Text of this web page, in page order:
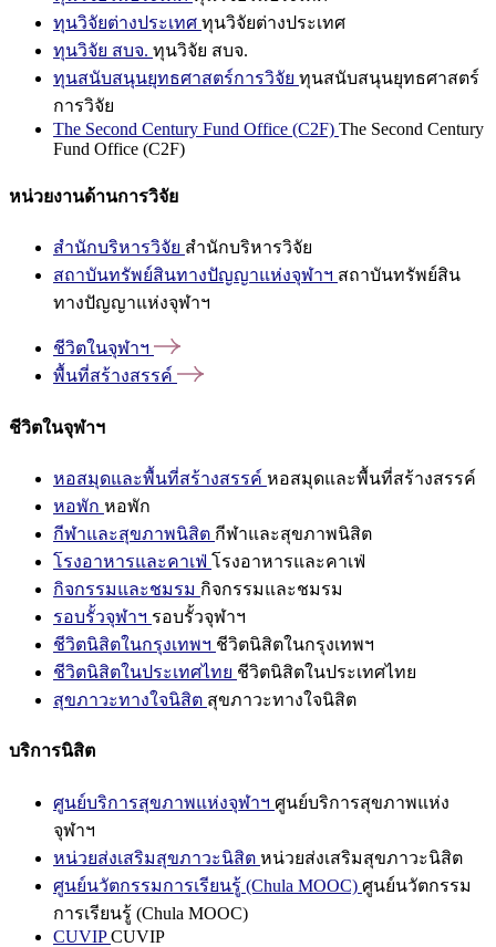
ทุนวิจัยต่างประเทศ ทุนวิจัยต่างประเทศ
ทุนวิจัย สบจ. ทุนวิจัย สบจ.
ทุนสนับสนุนยุทธศาสตร์การวิจัย ทุนสนับสนุนยุทธศาสตร์
การวิจัย
The Second Century Fund Office (C2F) The Second Century
Fund Office (C2F)
หน่วยงานด้านการวิจัย
สำนักบริหารวิจัย สำนักบริหารวิจัย
สถาบันทรัพย์สินทางปัญญาแห่งจุฬาฯ สถาบันทรัพย์สิน
ทางปัญญาแห่งจุฬาฯ
ชีวิตในจุฬาฯ
พื้นที่สร้างสรรค์
ชีวิตในจุฬาฯ
หอสมุดและพื้นที่สร้างสรรค์ หอสมุดและพื้นที่สร้างสรรค์
หอพัก หอพัก
กีฬาและสุขภาพนิสิต กีฬาและสุขภาพนิสิต
โรงอาหารและคาเฟ่ โรงอาหารและคาเฟ่
กิจกรรมและชมรม กิจกรรมและชมรม
รอบรั้วจุฬาฯ รอบรั้วจุฬาฯ
ชีวิตนิสิตในกรุงเทพฯ ชีวิตนิสิตในกรุงเทพฯ
ชีวิตนิสิตในประเทศไทย ชีวิตนิสิตในประเทศไทย
สุขภาวะทางใจนิสิต สุขภาวะทางใจนิสิต
บริการนิสิต
ศูนย์บริการสุขภาพแห่งจุฬาฯ ศูนย์บริการสุขภาพแห่ง
จุฬาฯ
หน่วยส่งเสริมสุขภาวะนิสิต หน่วยส่งเสริมสุขภาวะนิสิต
ศูนย์นวัตกรรมการเรียนรู้ (Chula MOOC) ศูนย์นวัตกรรม
การเรียนรู้ (Chula MOOC)
CUVIPCUVIP